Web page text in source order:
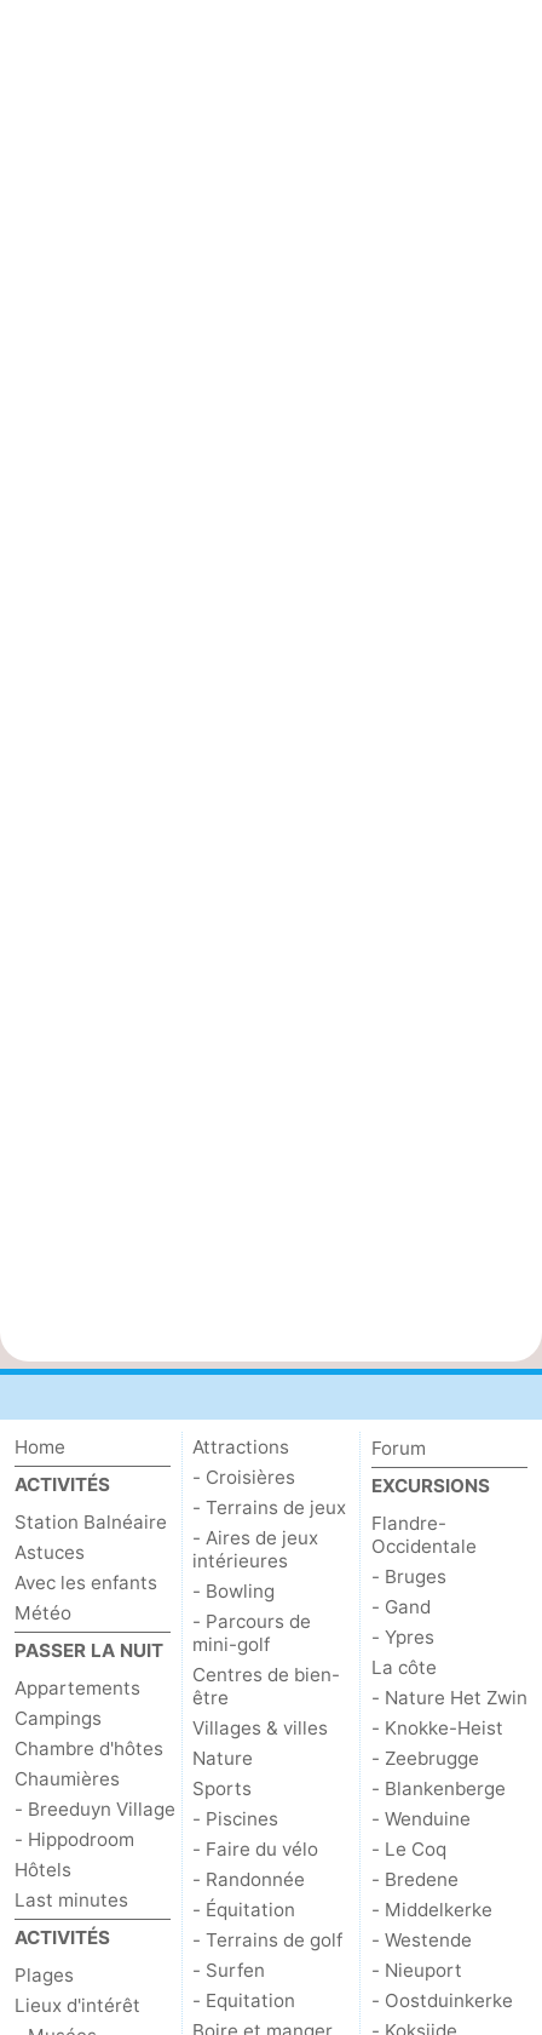
Home
ACTIVITÉS
Station Balnéaire
Astuces
Avec les enfants
Météo
PASSER LA NUIT
Appartements
Campings
Chambre d'hôtes
Chaumières
- Breeduyn Village
- Hippodroom
Hôtels
Last minutes
ACTIVITÉS
Plages
Lieux d'intérêt
Attractions
- Croisières
- Terrains de jeux
- Aires de jeux
intérieures
- Bowling
- Parcours de
mini-golf
Centres de bien-
être
Villages & villes
Nature
Sports
- Piscines
- Faire du vélo
- Randonnée
- Équitation
- Terrains de golf
- Surfen
- Equitation
Forum
EXCURSIONS
Flandre-
Occidentale
- Bruges
- Gand
- Ypres
La côte
- Nature Het Zwin
- Knokke-Heist
- Zeebrugge
- Blankenberge
- Wenduine
- Le Coq
- Bredene
- Middelkerke
- Westende
- Nieuport
- Oostduinkerke